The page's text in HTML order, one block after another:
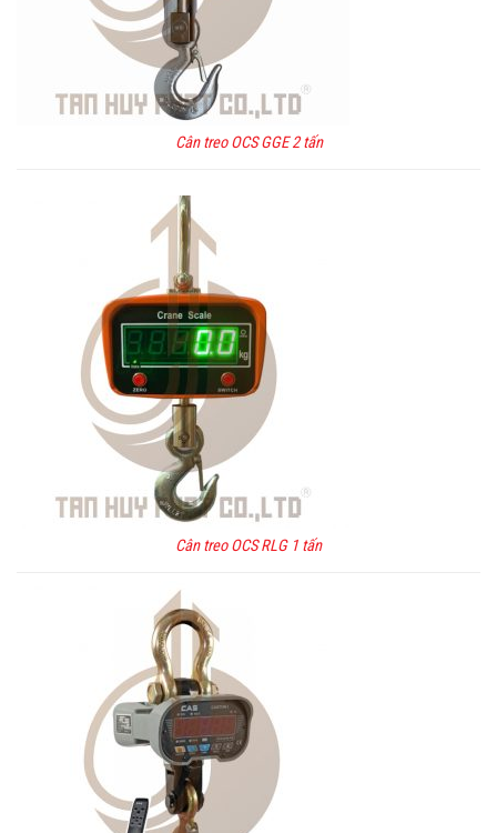
Cân treo OCS GGE 2 tấn
Cân treo OCS RLG 1 tấn